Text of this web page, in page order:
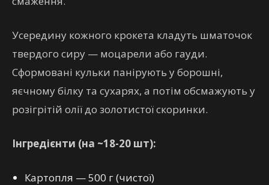
Усередину кожного крокета кладуть шматочок
твердого сиру — моцарели або гауди.
Сформовані кульки панірують у борошні,
яєчному білку та сухарях, а потім обсмажують у
розігрітій олії до золотистої скоринки.
Інгредієнти (на ~18-20 шт):
Картопля — 500 г (чистої)